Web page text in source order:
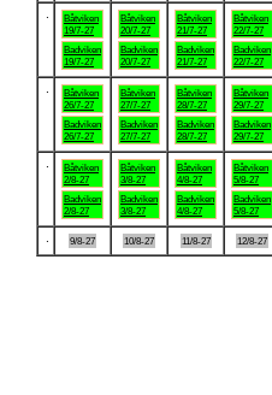
Båtviken
19/7-27
Badviken
19/7-27
Båtviken
20/7-27
Badviken
20/7-27
Båtviken
21/7-27
Badviken
21/7-27
Båtviken
22/7-27
Badviken
22/7-27
Båtviken
26/7-27
Badviken
26/7-27
Båtviken
27/7-27
Badviken
27/7-27
Båtviken
28/7-27
Badviken
28/7-27
Båtviken
29/7-27
Badviken
29/7-27
Båtviken
2/8-27
Badviken
2/8-27
Båtviken
3/8-27
Badviken
3/8-27
Båtviken
4/8-27
Badviken
4/8-27
Båtviken
5/8-27
Badviken
5/8-27
9/8-27 10/8-27 11/8-27 12/8-27